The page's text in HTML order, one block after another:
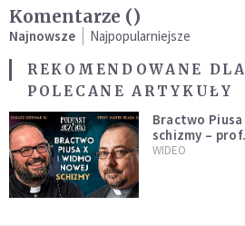
Komentarze ()
Najnowsze
Najpopularniejsze
REKOMENDOWANE
POLECANE ARTYKUŁY
Bractwo
schizmy –
WIDEO